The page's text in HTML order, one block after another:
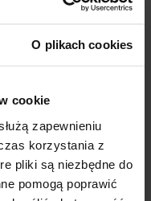
O plikach cookies
cookie
zapewnieniu
korzystania z
pliki są niezbędne do
pomogą poprawić
Dwurnik - Płock